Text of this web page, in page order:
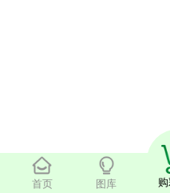
首页 图库